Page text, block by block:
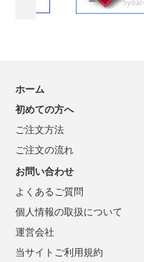
ホーム
初めての方へ
ご注文方法
ご注文の流れ
お問い合わせ
よくあるご質問
個人情報の取扱について
運営会社
当サイトご利用規約